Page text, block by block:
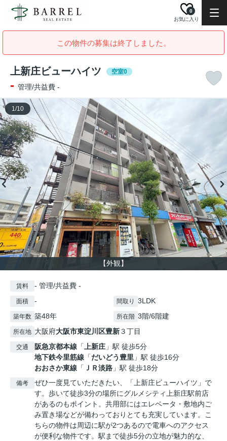
お気に入り
0
この物件の募集は終了しました。
上新庄ビューハイツ 空室0
- 管理/共益費 -
【外観】
1/10
賃料 - 管理/共益費 -
面積 - 間取り 3LDK
築年数 築48年 所在階 3階/6階建
所在地 大阪府大阪市東淀川区豊新３丁目
交通 阪急京都本線 「上新庄 」駅 徒歩5分
地下鉄今里筋線 「だいどう豊里 」駅 徒歩16分
おおさか東線 「 ＪＲ淡路 」駅 徒歩18分
備考
ぜひ一度見ていただきたい、「上新庄ビューハイツ」で
す。歩いて徒歩3分の場所にグルメシティ上新庄駅前店
があるのもポイント。共用部にはエレベータ・敷地内ご
み置き場などが備わっておりとても充実しています。こ
ちらの物件は周辺に駅が2つあるので電車へのアクセス
が便利な物件です。駅まで徒歩5分の立地が魅力的な、